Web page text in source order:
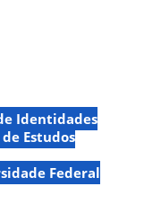
Identidades
Estudos
Federal